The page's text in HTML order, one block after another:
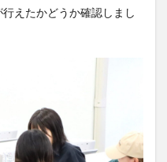
えたかどうか確認しまし